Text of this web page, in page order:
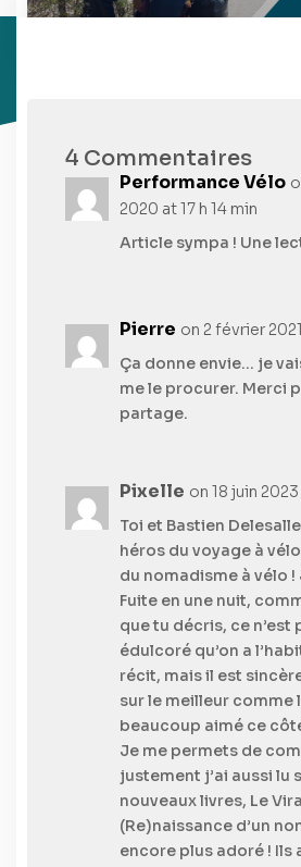
4 Commentaires
Performance Vélo
2020 at 17 h 14 min
Article sympa ! Une
Pierre on 2 février
Ça donne envie… je
me le procurer. Merci
partage.
Pixelle on 18 juin
Toi et Bastien
héros du voyage à
du nomadisme à vélo !
Fuite en une nuit,
que tu décris, ce n’est
édulcoré qu’on a
récit, mais il est
sur le meilleur comme
beaucoup aimé ce
Je me permets de
justement j’ai aussi lu
nouveaux livres, Le
(Re)naissance d’un
encore plus adoré ! Ils